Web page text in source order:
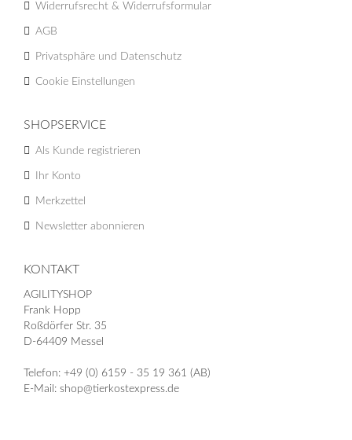
Widerrufsrecht & Widerrufsformular
AGB
Privatsphäre und Datenschutz
Cookie Einstellungen
SHOPSERVICE
Als Kunde registrieren
Ihr Konto
Merkzettel
Newsletter abonnieren
KONTAKT
AGILITYSHOP
Frank Hopp
Roßdörfer Str. 35
D-64409 Messel
Telefon: +49 (0) 6159 - 35 19 361 (AB)
E-Mail: shop@tierkostexpress.de